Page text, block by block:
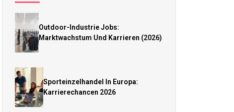
Outdoor-Industrie Jobs:
Marktwachstum Und Karrieren (2026)
Sporteinzelhandel In Europa:
Karrierechancen 2026